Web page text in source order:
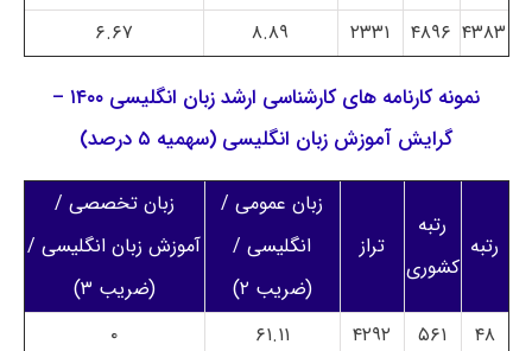
۴۳۸۳ ۴۸۹۶ ۲۳۳۱ ۸.۸۹ ۶.۶۷
نمونه کارنامه های کارشناسی ارشد زبان انگلیسی ۱۴۰۰ –
گرایش آموزش زبان انگلیسی (سهمیه ۵ درصد)
رتبه
رتبه
کشوری
تراز
زبان عمومی /
انگلیسی /
(ضریب ۲)
زبان تخصصی /
آموزش زبان انگلیسی /
(ضریب ۳)
۴۸
۵۶۱ ۴۲۹۲ ۶۱.۱۱
۰